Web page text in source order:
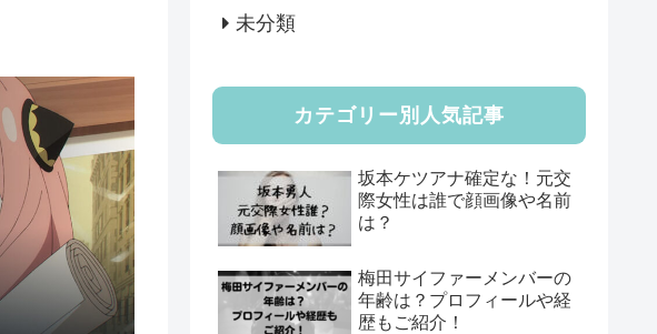
未分類
カテゴリー別人気記事
坂本ケツアナ確定な！元交
際女性は誰で顔画像や名前
は？
梅田サイファーメンバーの
年齢は？プロフィールや経
歴もご紹介！